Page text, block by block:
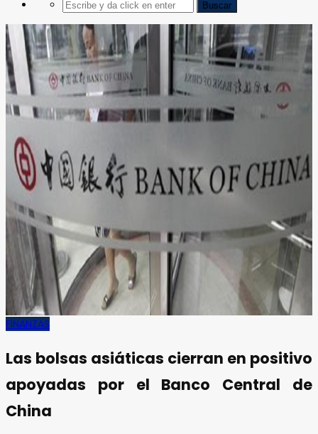
FINANZAS
Las bolsas asiáticas cierran en positivo
apoyadas por el Banco Central de
China